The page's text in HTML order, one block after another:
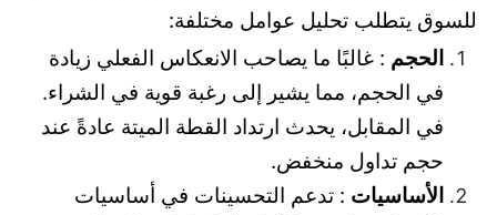
للسوق يتطلب تحليل عوامل مختلفة:
الحجم : غالبًا ما يصاحب الانعكاس الفعلي زيادة
في الحجم، مما يشير إلى رغبة قوية في الشراء.
في المقابل، يحدث ارتداد القطة الميتة عادةً عند
حجم تداول منخفض.
الأساسيات : تدعم التحسينات في أساسيات